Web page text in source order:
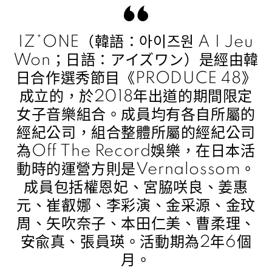
IZ*ONE（韓語：아이즈원 A I Jeu
Won；日語：アイズワン）是經由韓
日合作選秀節目《PRODUCE 48》
成立的，於2018年出道的期間限定
女子音樂組合。成員均有各自所屬的
經紀公司，組合整體所屬的經紀公司
為Off The Record娛樂，在日本活
動時的運營方則是Vernalossom。
成員包括權恩妃、宮脇咲良、姜惠
元、崔叡娜、李彩演、金采源、金玟
周、矢吹奈子、本田仁美、曹柔理、
安兪真、張員瑛。活動期為2年6個
月。